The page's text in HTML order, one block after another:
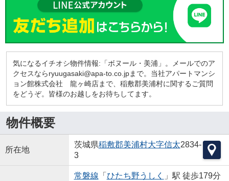
気になるイチオシ物件情報:「ボヌール・美浦」。メールでのア
クセスならryuugasaki@apa-to.co.jpまで。当社アパートマンシ
ョン館株式会社 龍ヶ崎店まで、稲敷郡美浦村に関するご質問
をどうぞ。皆様のお越しをお待ちしてます。
物件概要
所在地
茨城県稲敷郡美浦村大字信太2834-
3
常磐線 「 ひたち野うしく
」駅 徒歩179分